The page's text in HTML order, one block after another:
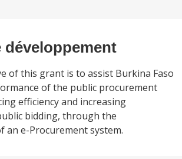
développement
of this grant is to assist Burkina Faso
of the public procurement
efficiency and increasing
bidding, through the
an e-Procurement system.